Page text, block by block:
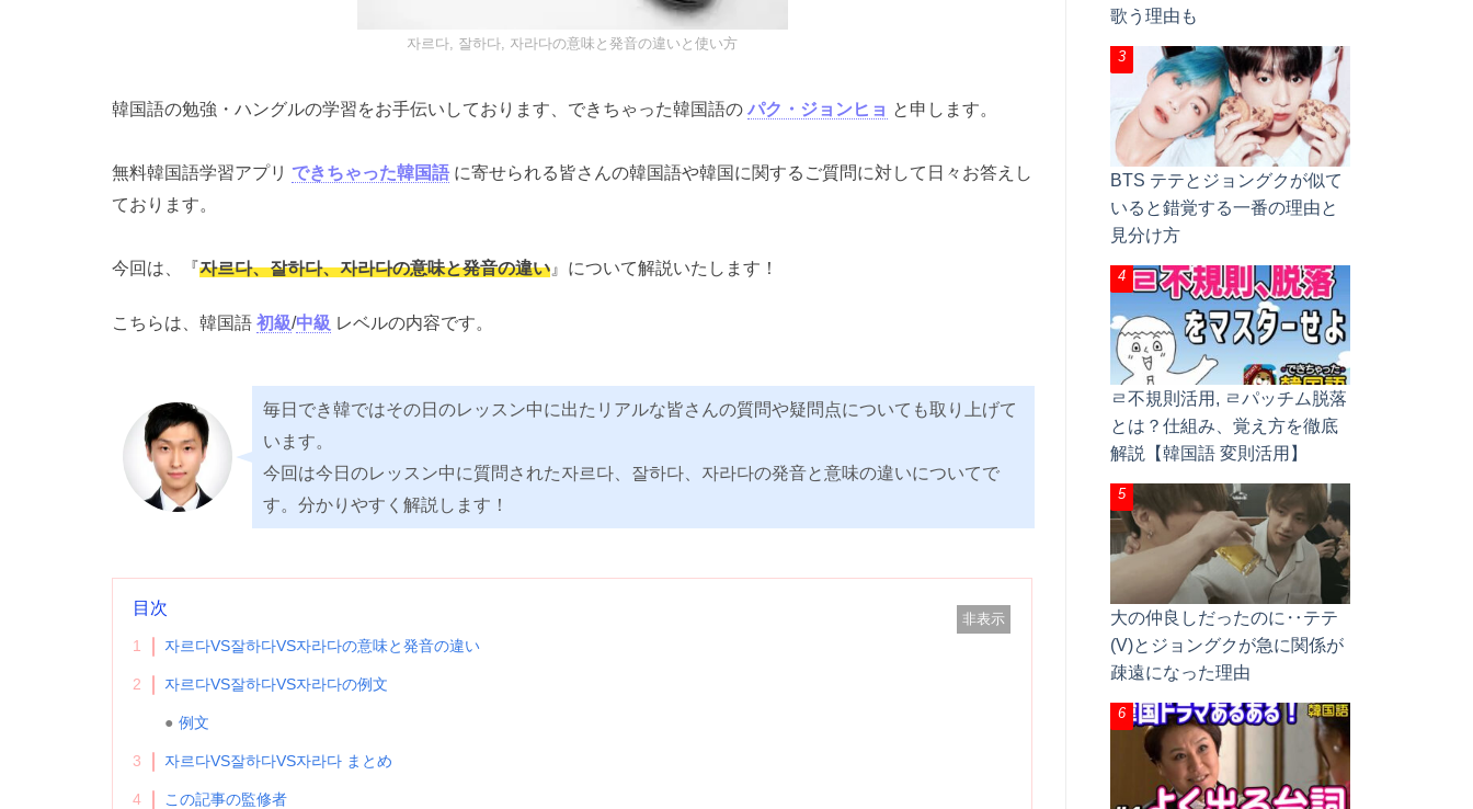
자르다, 잘하다, 자라다の意味と発音の違いと使い方
韓国語の勉強・ハングルの学習をお手伝いしております、できちゃった韓国語のパク・ジョンヒョと申します。
無料韓国語学習アプリ できちゃった韓国語に寄せられる皆さんの韓国語や韓国に関するご質問に対して日々お答えし
ております。
今回は、『 자르다、잘하다、자라다の意味と発音の違い』について解説いたします！
こちらは、韓国語初級/中級レベルの内容です。
毎日でき韓ではその日のレッスン中に出たリアルな皆さんの質問や疑問点についても取り上げて
います。
今回は今日のレッスン中に質問された자르다、잘하다、자라다の発音と意味の違いについてで
す。分かりやすく解説します！
目次
非表示
자르다VS잘하다VS자라다の意味と発音の違い
자르다VS잘하다VS자라다の例文
例文
자르다VS잘하다VS자라다 まとめ
4 この記事の監修者
歌う理由も
BTS テテとジョングクが似て
いると錯覚する一番の理由と
見分け方
ㄹ不規則活用, ㄹパッチム脱落
とは？仕組み、覚え方を徹底
解説【韓国語 変則活用】
大の仲良しだったのに‥テテ
(V)とジョングクが急に関係が
疎遠になった理由